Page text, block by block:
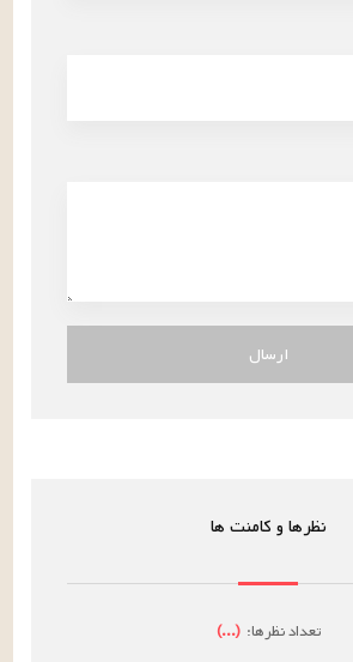
ارسال
نظرها و کامنت ها
تعداد نظرها: (
...
)